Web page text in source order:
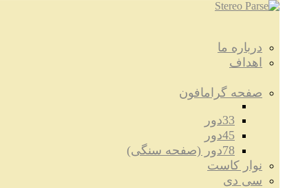
درباره ما
اهداف
صفحه گرامافون
33دور
45دور
78دور (صفحه سنگی)
نوار کاست
سی دی